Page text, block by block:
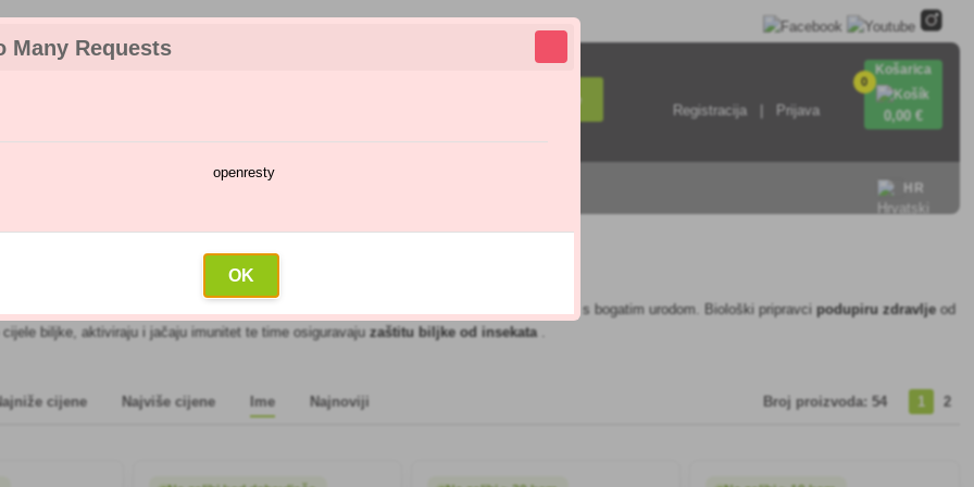
Many Requests
openresty
OK
Pretraživanje
Registracija Prijava
0
Košarica
0,00 €
HR
prirodan su način da se riješite neželjenih posjetitelja i imate zdrav vrt s bogatim urodom. Biološki pripravcipodupiru zdravlje od
biljke, aktiviraju i jačaju imunitet te time osiguravajuzaštitu biljke od insekata.
cijene Najviše cijene Ime Najnoviji Broj proizvoda: 54 1 2